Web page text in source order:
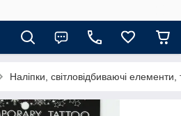
Наліпки, світловідбиваючі